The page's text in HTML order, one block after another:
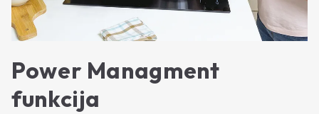
Power Managment
funkcija